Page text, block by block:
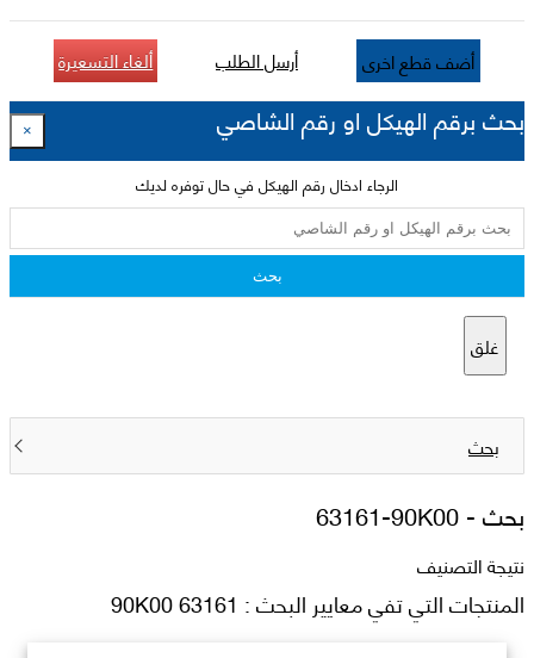
أضف قطع اخرى أرسل الطلب ألغاء التسعيرة
بحث برقم الهيكل او رقم الشاصي ×
الرجاء ادخال رقم الهيكل في حال توفره لديك
بحث
غلق
بحث
بحث -63161-90K00
نتيجة التصنيف
المنتجات التي تفي معايير البحث : 63161 90K00